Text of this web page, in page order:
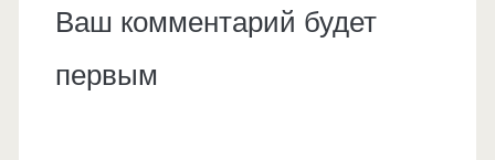
Ваш комментарий будет
первым